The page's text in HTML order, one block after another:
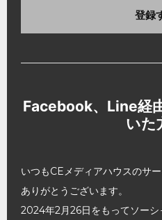
登録
Facebook、Line経
いた
いつもCEメディアハウスのサ
ありがとうございます。
2024年2月26日をもってソーシ